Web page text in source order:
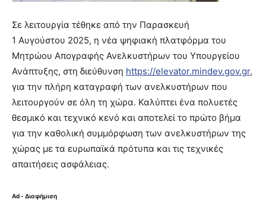
Σε λειτουργία τέθηκε από την Παρασκευή
1 Αυγούστου 2025, η νέα ψηφιακή πλατφόρμα του
Μητρώου Απογραφής Ανελκυστήρων του Υπουργείου
Ανάπτυξης, στη διεύθυνση https://elevator.mindev.gov.gr,
για την πλήρη καταγραφή των ανελκυστήρων που
λειτουργούν σε όλη τη χώρα. Καλύπτει ένα πολυετές
θεσμικό και τεχνικό κενό και αποτελεί το πρώτο βήμα
για την καθολική συμμόρφωση των ανελκυστήρων της
χώρας με τα ευρωπαϊκά πρότυπα και τις τεχνικές
απαιτήσεις ασφάλειας.
Ad - Διαφήμιση